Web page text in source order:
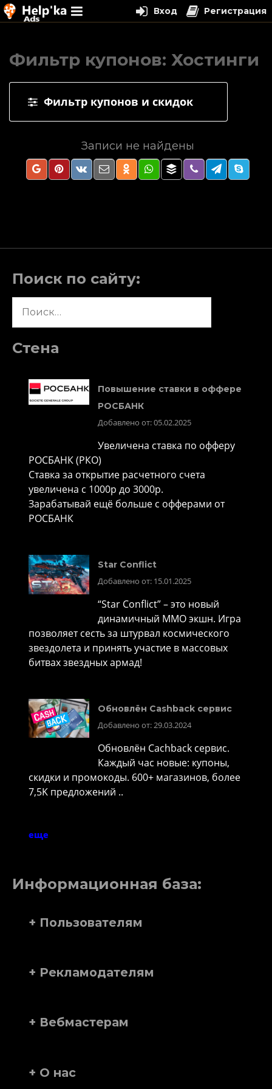
содержимому
Фильтр купонов: Хостинги
Фильтр купонов и скидок
Записи не найдены
Поиск по сайту:
Стена
Повышение ставки в оффере
РОСБАНК
Добавлено от: 05.02.2025
Увеличена ставка по офферу
РОСБАНК (РКО)
Ставка за открытие расчетного счета
увеличена с 1000р до 3000р.
Зарабатывай ещё больше с офферами от
РОСБАНК
Star Conflict
Добавлено от: 15.01.2025
“Star Conflict” – это новый
динамичный MMO экшн. Игра
позволяет сесть за штурвал космического
звездолета и принять участие в массовых
битвах звездных армад!
Обновлён Cashback сервис
Добавлено от: 29.03.2024
Обновлён Cachback сервис.
Каждый час новые: купоны,
скидки и промокоды. 600+ магазинов, более
7,5K предложений ..
еще
Информационная база:
+ Пользователям
+ Рекламодателям
+ Вебмастерам
+ О нас
Вход Регистрация